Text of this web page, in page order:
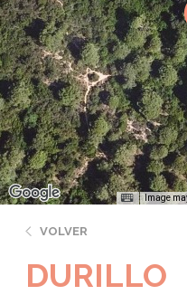
Image
VOLVER
DURILLO